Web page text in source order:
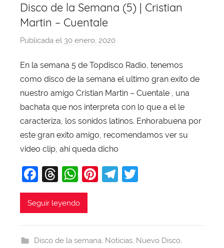
Disco de la Semana (5) | Cristian
Martin – Cuentale
Publicada el 30 enero, 2020
r
X
a
v
i
T
a
j
En la semana 5 de Topdisco Radio, tenemos
como disco de la semana el ultimo gran exito de
nuestro amigo Cristian Martin – Cuentale , una
bachata que nos interpreta con lo que a el le
caracteriza, los sonidos latinos. Enhorabuena por
este gran exito amigo, recomendamos ver su
video clip, ahi queda dicho
F
a
c
b
T
hr
e
d
W
h
at
A
Pi
st
T
a
Seguir leyendo
Disco de la semana, Noticias, Nuevo Disco,